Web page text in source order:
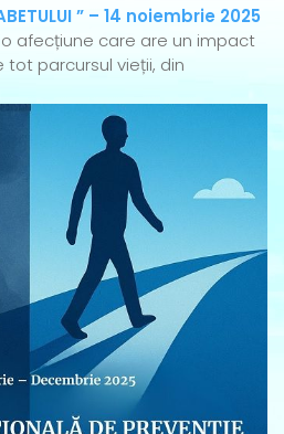
” – 14 noiembrie 2025
afecțiune care are un impact
tot parcursul vieții, din